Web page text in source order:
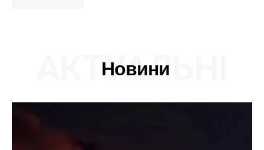
Новини
АКТУАЛЬНІ